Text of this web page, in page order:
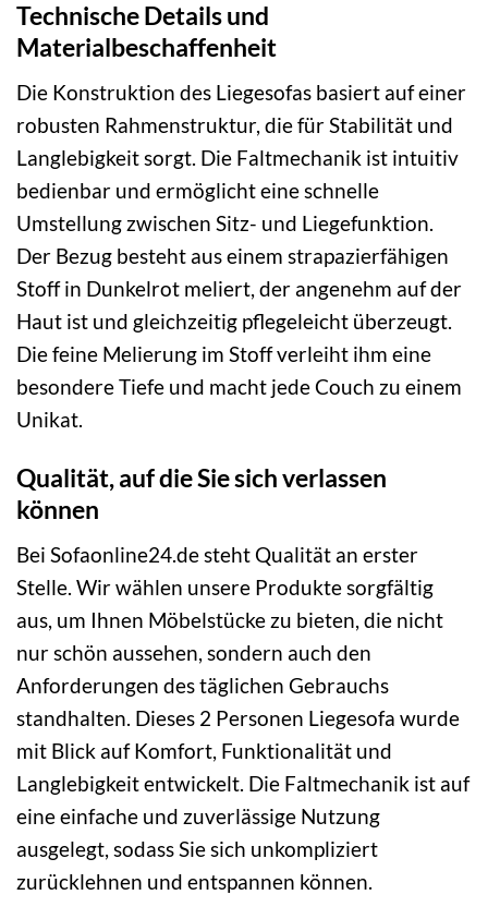
Technische Details und
Materialbeschaffenheit
Die Konstruktion des Liegesofas basiert auf einer
robusten Rahmenstruktur, die für Stabilität und
Langlebigkeit sorgt. Die Faltmechanik ist intuitiv
bedienbar und ermöglicht eine schnelle
Umstellung zwischen Sitz- und Liegefunktion.
Der Bezug besteht aus einem strapazierfähigen
Stoff in Dunkelrot meliert, der angenehm auf der
Haut ist und gleichzeitig pflegeleicht überzeugt.
Die feine Melierung im Stoff verleiht ihm eine
besondere Tiefe und macht jede Couch zu einem
Unikat.
Qualität, auf die Sie sich verlassen
können
Bei Sofaonline24.de steht Qualität an erster
Stelle. Wir wählen unsere Produkte sorgfältig
aus, um Ihnen Möbelstücke zu bieten, die nicht
nur schön aussehen, sondern auch den
Anforderungen des täglichen Gebrauchs
standhalten. Dieses 2 Personen Liegesofa wurde
mit Blick auf Komfort, Funktionalität und
Langlebigkeit entwickelt. Die Faltmechanik ist auf
eine einfache und zuverlässige Nutzung
ausgelegt, sodass Sie sich unkompliziert
zurücklehnen und entspannen können.